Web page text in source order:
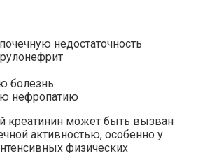
недостаточность
болезнь
нефропатию
может быть вызван
активностью, особенно у
физических